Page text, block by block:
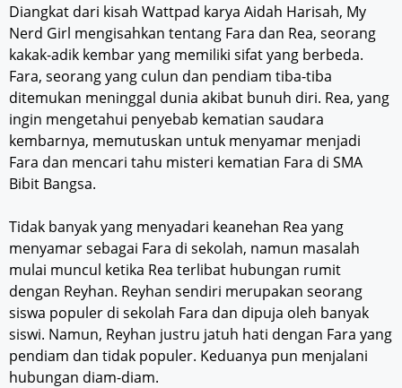
Diangkat dari kisah Wattpad karya Aidah Harisah, My
Nerd Girl mengisahkan tentang Fara dan Rea, seorang
kakak-adik kembar yang memiliki sifat yang berbeda.
Fara, seorang yang culun dan pendiam tiba-tiba
ditemukan meninggal dunia akibat bunuh diri. Rea, yang
ingin mengetahui penyebab kematian saudara
kembarnya, memutuskan untuk menyamar menjadi
Fara dan mencari tahu misteri kematian Fara di SMA
Bibit Bangsa.
Tidak banyak yang menyadari keanehan Rea yang
menyamar sebagai Fara di sekolah, namun masalah
mulai muncul ketika Rea terlibat hubungan rumit
dengan Reyhan. Reyhan sendiri merupakan seorang
siswa populer di sekolah Fara dan dipuja oleh banyak
siswi. Namun, Reyhan justru jatuh hati dengan Fara yang
pendiam dan tidak populer. Keduanya pun menjalani
hubungan diam-diam.